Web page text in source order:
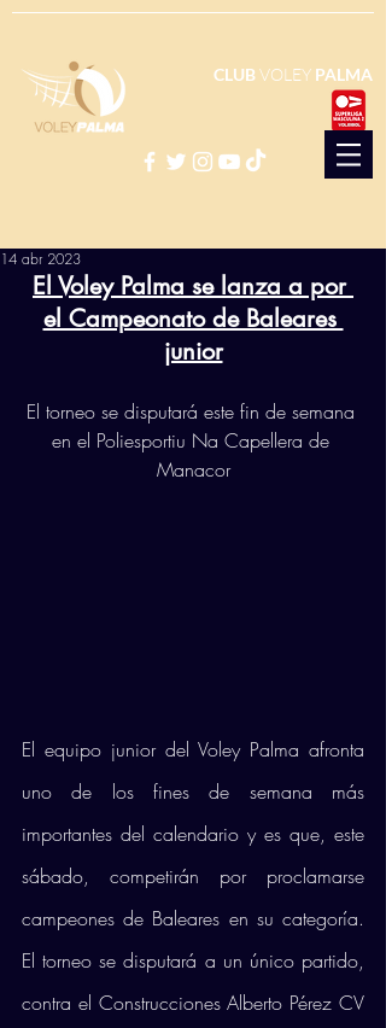
CLUBVOLEY PALMA
14 abr 2023
El Voley Palma se lanza a por
el Campeonato de Baleares
junior
El torneo se disputará este fin de semana
en el Poliesportiu Na Capellera de
Manacor
El equipo junior del Voley Palma afronta
uno de los fines de semana más
importantes del calendario y es que, este
sábado, competirán por proclamarse
campeones de Baleares en su categoría.
El torneo se disputará a un único partido,
contra el Construcciones Alberto Pérez CV